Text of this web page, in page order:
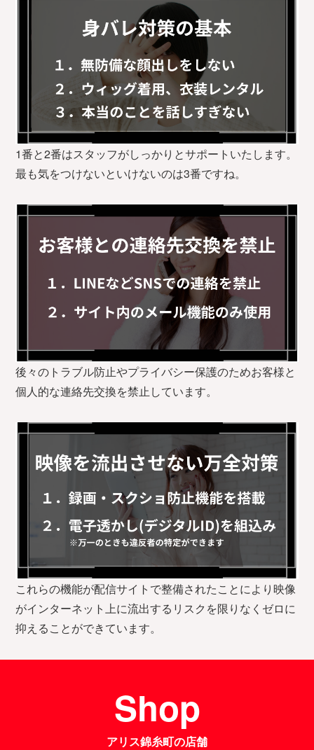
1番と2番はスタッフがしっかりとサポートいたします。
最も気をつけないといけないのは3番ですね。
後々のトラブル防止やプライバシー保護のためお客様と
個人的な連絡先交換を禁止しています。
これらの機能が配信サイトで整備されたことにより映像
がインターネット上に流出するリスクを限りなくゼロに
抑えることができています。
Shop
アリス錦糸町の店舗